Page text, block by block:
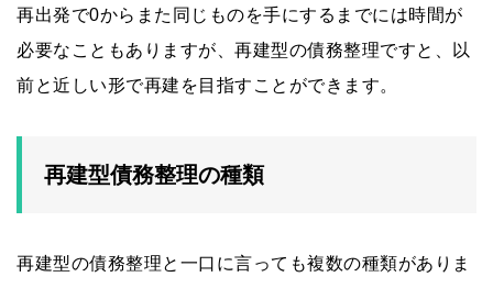
再出発で0からまた同じものを手にするまでには時間が
必要なこともありますが、再建型の債務整理ですと、以
前と近しい形で再建を目指すことができます。
再建型債務整理の種類
再建型の債務整理と一口に言っても複数の種類がありま